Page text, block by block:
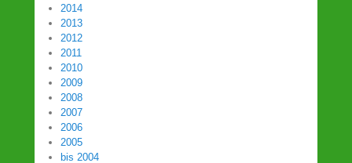
2014
2013
2012
2011
2010
2009
2008
2007
2006
2005
bis 2004